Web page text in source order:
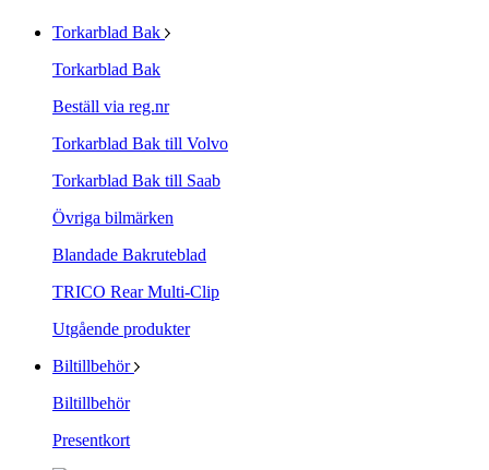
Torkarblad Bak
Torkarblad Bak
Beställ via reg.nr
Torkarblad Bak till Volvo
Torkarblad Bak till Saab
Övriga bilmärken
Blandade Bakruteblad
TRICO Rear Multi-Clip
Utgående produkter
Biltillbehör
Biltillbehör
Presentkort